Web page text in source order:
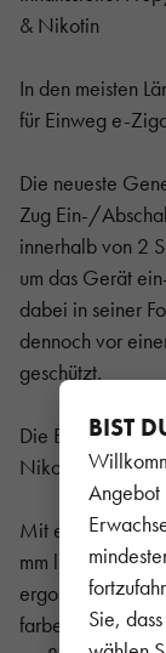
BIST
Angebot
Sie,
& Nikotin
In den meisten
für Einweg e-
Die neueste
Zug Ein-/
innerhalb von 2
um das Gerät
dabei in seiner
dennoch vor
geschützt.
Die Elfbar V1
Nikotinfrei
Mit einer Länge
mm liegt die
ergonomisch in
farbenfrohen